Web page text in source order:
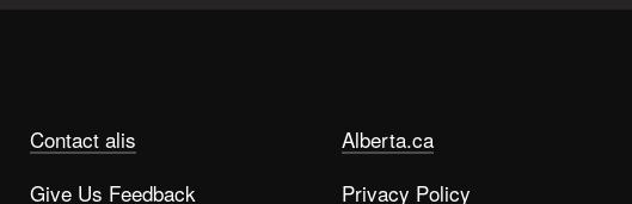
Contact alis
Give Us Feedback
Alberta.ca
Privacy Policy